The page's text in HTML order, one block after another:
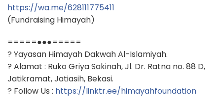
https://wa.me/628111775411
(Fundraising Himayah)
=====●●●=====
? Yayasan Himayah Dakwah Al-Islamiyah.
? Alamat : Ruko Griya Sakinah, Jl. Dr. Ratna no. 88 D,
Jatikramat, Jatiasih, Bekasi.
? Follow Us : https://linktr.ee/himayahfoundation